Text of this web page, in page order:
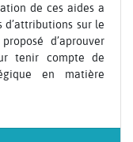
de ces aides a
sur le
d’aprouver
tenir compte de
en matière